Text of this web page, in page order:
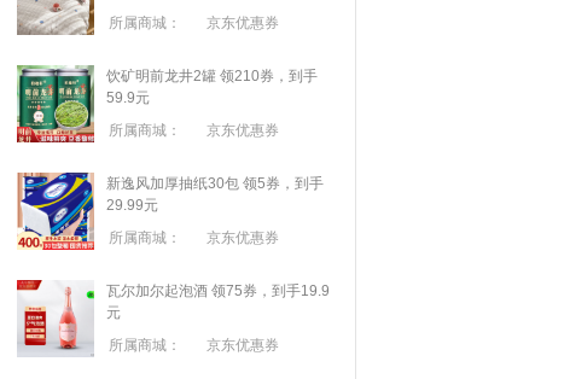
所属商城：
京东优惠券
饮矿明前龙井2罐 领210券，到手
59.9元
所属商城：
京东优惠券
新逸风加厚抽纸30包 领5券，到手
29.99元
所属商城：
京东优惠券
瓦尔加尔起泡酒 领75券，到手19.9
元
所属商城：
京东优惠券